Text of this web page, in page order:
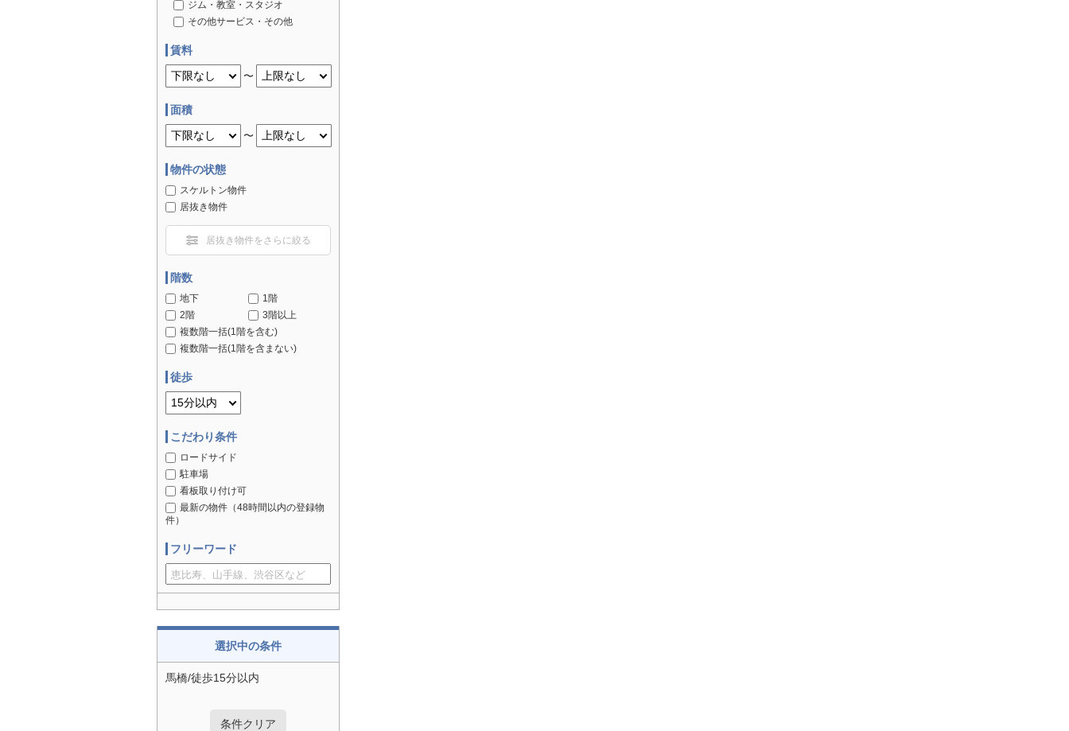
ジム・教室・スタジオ
その他サービス・その他
賃料
〜
面積
〜
物件の状態
スケルトン物件
居抜き物件
居抜き物件をさらに絞る
階数
地下
1階
2階
3階以上
複数階一括(1階を含む)
複数階一括(1階を含まない)
徒歩
こだわり条件
ロードサイド
駐車場
看板取り付け可
最新の物件（48時間以内の登録物
件）
フリーワード
選択中の条件
馬橋/徒歩15分以内
条件クリア